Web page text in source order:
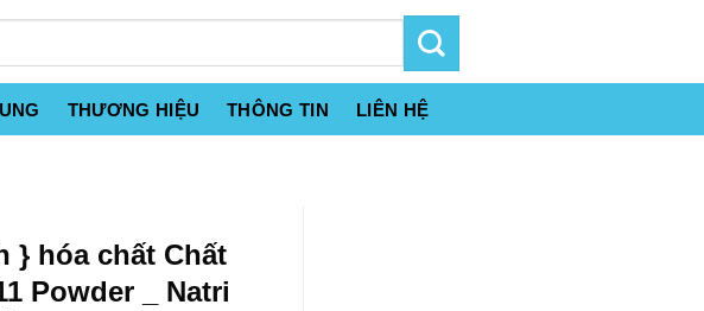
THƯƠNG HIỆU THÔNG TIN LIÊN HỆ
} hóa chất Chất
Powder _ Natri